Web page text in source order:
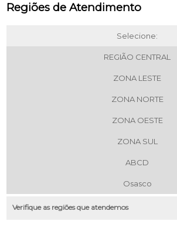
Regiões de Atendimento
Selecione:
REGIÃO CENTRAL
ZONA LESTE
ZONA NORTE
ZONA OESTE
ZONA SUL
ABCD
Osasco
Verifique as regiões que atendemos